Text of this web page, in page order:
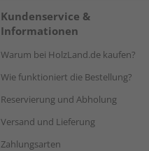
Kundenservice &
Informationen
Warum bei HolzLand.de kaufen?
Wie funktioniert die Bestellung?
Reservierung und Abholung
Versand und Lieferung
Zahlungsarten